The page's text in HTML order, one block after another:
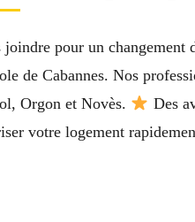
joindre pour un changement
de Cabannes. Nos
Orgon et Novès.
Des
votre logement